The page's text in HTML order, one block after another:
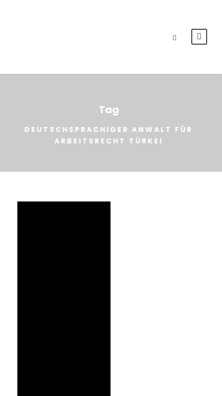
Tag
DEUTSCHSPRACHIGER ANWALT FÜR
ARBEITSRECHT TÜRKEI